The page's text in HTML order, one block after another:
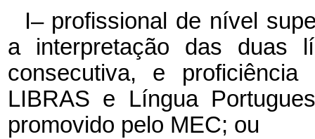
I– profissional de nível
a interpretação das duas
consecutiva, e
LIBRAS e Língua
promovido pelo MEC; ou